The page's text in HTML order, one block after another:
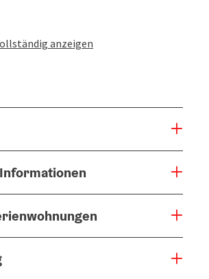
anzeigen